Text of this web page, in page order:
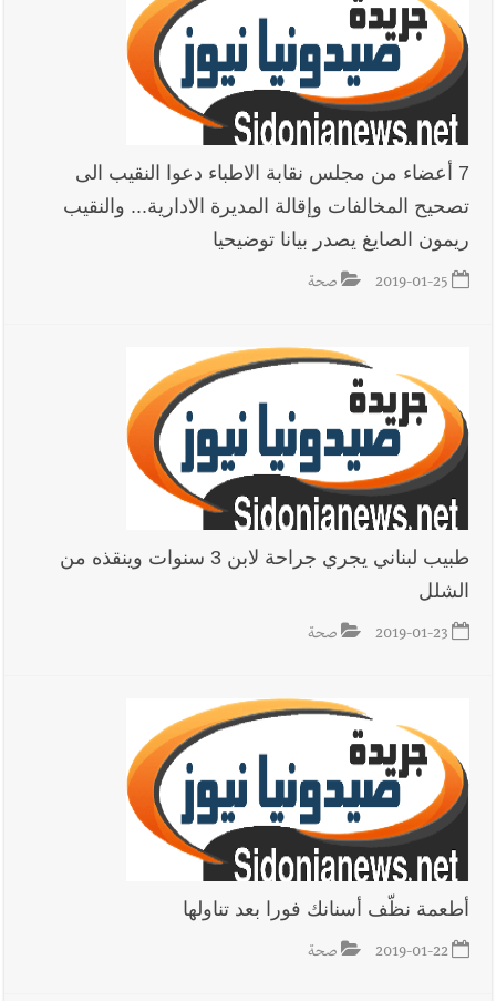
أخبار لبنان
8-2026
أخبار لبنان مقدمات نشرات الأخبار المسائية في لبنان ليوم
الخميس 6-8-2026
العالم العربي
يبقى الشعب الفلسطيني يعيش كل هذا الألم؟ وإلى متى تستمر هذه
المعاناة التي تمزق القلوب والضمائر؟
7 أعضاء من مجلس نقابة الاطباء دعوا النقيب الى
تصحيح المخالفات وإقالة المديرة الادارية... والنقيب
ريمون الصايغ يصدر بيانا توضيحيا
2019-01-25 صحة
طبيب لبناني يجري جراحة لابن 3 سنوات وينقذه من
الشلل
2019-01-23 صحة
أطعمة نظّف أسنانك فورا بعد تناولها
2019-01-22 صحة